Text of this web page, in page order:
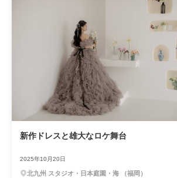
新作ドレスと雄大なロケ舞台
2025年10月20日
北九州 スタジオ・日本庭園・海 （福岡）